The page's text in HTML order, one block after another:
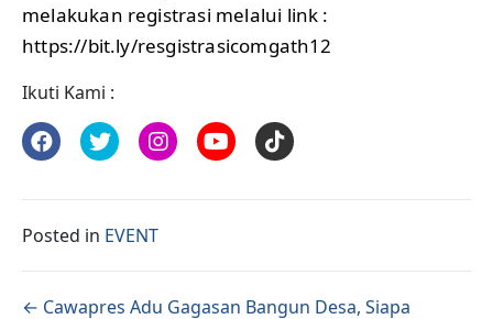
melakukan registrasi melalui link :
https://bit.ly/resgistrasicomgath12
Ikuti Kami :
Posted in EVENT
Posts navigation
← Cawapres Adu Gagasan Bangun Desa, Siapa